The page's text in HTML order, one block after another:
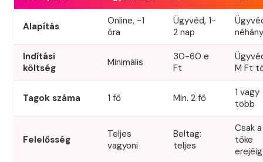
Alapítás
Online, ~1
óra
Ügyvéd, 1-
2 nap
Indítási
költség
Minimális
30-60 e
Ft
M Ft
Tagok száma 1 fő Min. 2 fő
1 vagy
több
Felelősség
Teljes
vagyoni
Beltag:
teljes
Csak a
tőke
erejéig